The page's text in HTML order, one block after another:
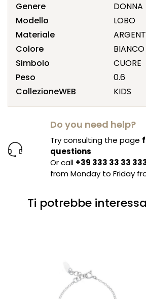
Genere
DONNA
Modello
LOBO
Materiale
Colore
BIANCO
Simbolo
CUORE
Peso
0.6
CollezioneWEB
KIDS
Do you need help?
Try consulting the page
questions
Or call +39 333 33 33
from Monday to Friday
Ti potrebbe